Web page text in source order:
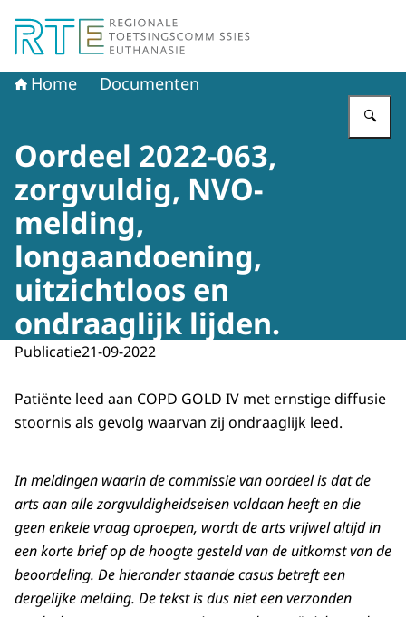
Home Documenten
Oordeel 2022-063,
zorgvuldig, NVO-
melding,
longaandoening,
uitzichtloos en
ondraaglijk lijden.
Publicatie21-09-2022
Patiënte leed aan COPD GOLD IV met ernstige diffusie
stoornis als gevolg waarvan zij ondraaglijk leed.
In meldingen waarin de commissie van oordeel is dat de
arts aan alle zorgvuldigheidseisen voldaan heeft en die
geen enkele vraag oproepen, wordt de arts vrijwel altijd in
een korte brief op de hoogte gesteld van de uitkomst van de
beoordeling. De hieronder staande casus betreft een
dergelijke melding. De tekst is dus niet een verzonden